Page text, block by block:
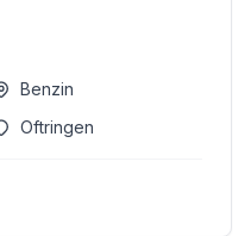
Benzin
Oftringen